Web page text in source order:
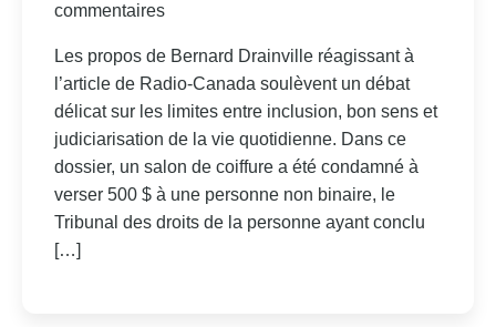
commentaires
Les propos de Bernard Drainville réagissant à
l’article de Radio-Canada soulèvent un débat
délicat sur les limites entre inclusion, bon sens et
judiciarisation de la vie quotidienne. Dans ce
dossier, un salon de coiffure a été condamné à
verser 500 $ à une personne non binaire, le
Tribunal des droits de la personne ayant conclu
[…]